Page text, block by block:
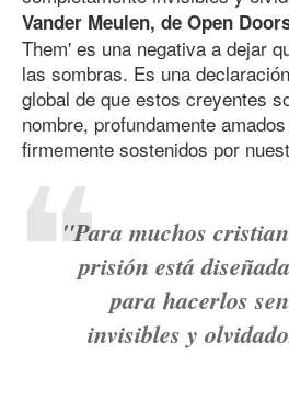
Vander Meulen, de Open
Them' es una negativa a dejar
las sombras. Es una
global de que estos creyentes
nombre, profundamente
firmemente sostenidos por
"Para muchos
prisión está
para hacerlos
invisibles y